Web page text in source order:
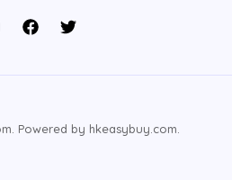
Powered by hkeasybuy.com.